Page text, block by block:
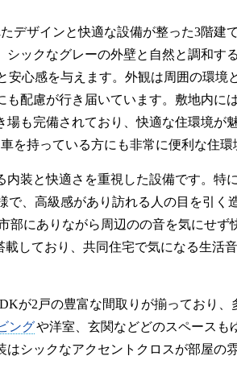
デザインと快適な設備が整った3階建
ックなグレーの外壁と自然と調和す
安心感を与えます。外観は周囲の環境
配慮が行き届いています。敷地内に
も完備されており、快適な住環境が
を持っている方にも非常に便利な住環
装と快適さを重視した設備です。特
で、高級感があり訪れる人の目を引く
部にありながら周辺のの音を気にせず
しており、共同住宅で気になる生活
が2戸の豊富な間取りが揃っており、
ングや洋室、玄関などどのスペースも
シックなアクセントクロスが部屋の